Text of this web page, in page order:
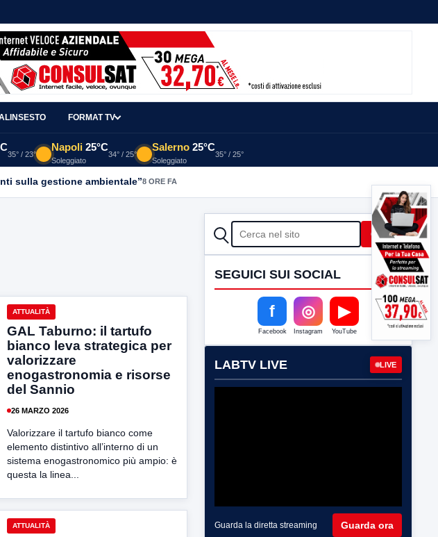
FORMAT TV
35° / 23°
Napoli 25°C
Soleggiato
34° / 25°
Salerno 25°C
Soleggiato
35° / 25°
sulla gestione ambientale”8 ORE FA
ATTUALITÀ
GAL Taburno: il tartufo
bianco leva strategica per
valorizzare
enogastronomia e risorse
del Sannio
26 MARZO 2026
Valorizzare il tartufo bianco come
elemento distintivo all’interno di un
sistema enogastronomico più ampio: è
questa la linea...
ATTUALITÀ
CERCA Cerca
SEGUICI SUI SOCIAL
f
Facebook
◎
Instagram
▶
YouTube
LABTV LIVE LIVE
Guarda la diretta streaming Guarda ora